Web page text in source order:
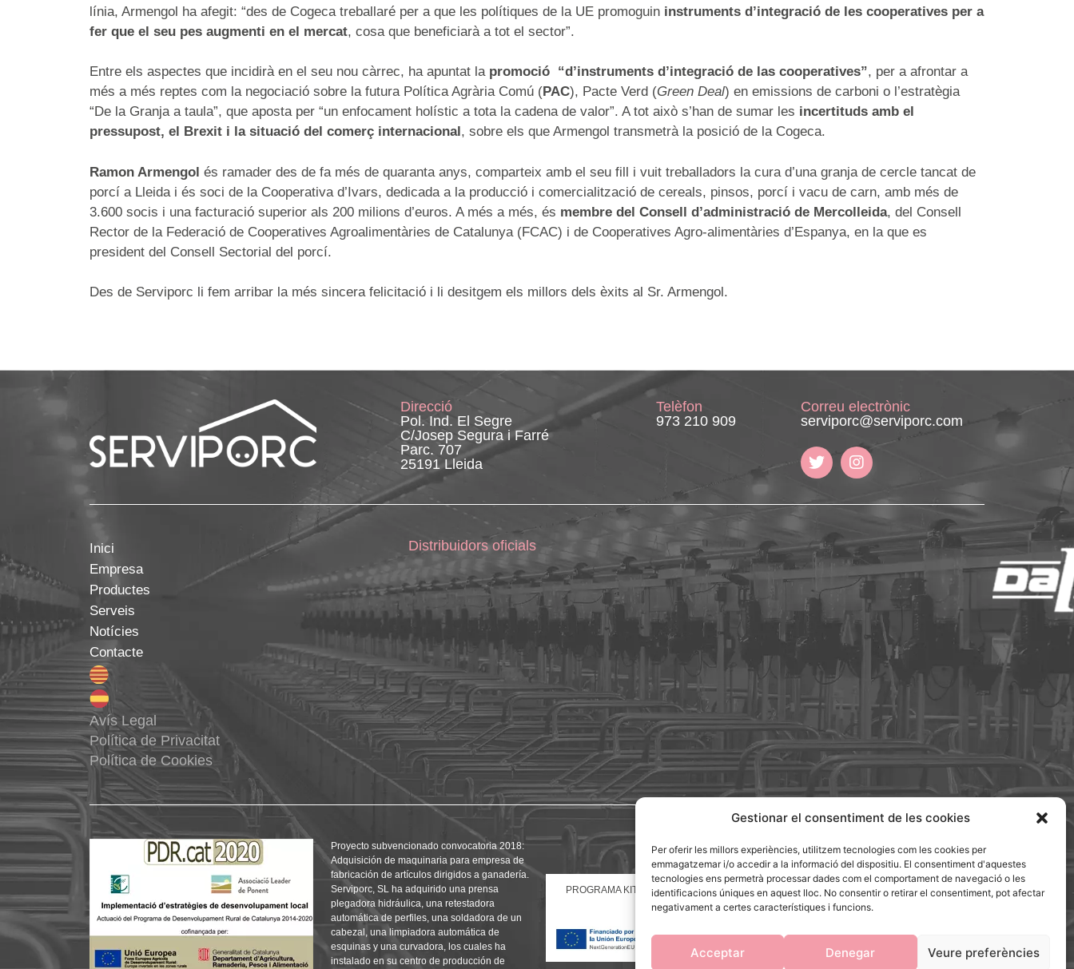
Gestionar el consentiment de les cookies
Per oferir les millors experiències, utilitzem tecnologies com les cookies per
emmagatzemar i/o accedir a la informació del dispositiu. El consentiment d'aquestes
tecnologies ens permetrà processar dades com el comportament de navegació o les
identificacions úniques en aquest lloc. No consentir o retirar el consentiment, pot afectar
negativament a certes característiques i funcions.
Acceptar Denegar Veure preferències
línia, Armengol ha afegit: “des de Cogeca treballaré per a que les polítiques de la UE promoguin instruments d’integració de les cooperatives per a
fer que el seu pes augmenti en el mercat, cosa que beneficiarà a tot el sector”.
Entre els aspectes que incidirà en el seu nou càrrec, ha apuntat la promoció “d’instruments d’integració de las cooperatives”, per a afrontar a
més a més reptes com la negociació sobre la futura Política Agrària Comú (PAC), Pacte Verd (Green Deal) en emissions de carboni o l’estratègia
“De la Granja a taula”, que aposta per “un enfocament holístic a tota la cadena de valor”. A tot això s’han de sumar les incertituds amb el
pressupost, el Brexit i la situació del comerç internacional, sobre els que Armengol transmetrà la posició de la Cogeca.
Ramon Armengol és ramader des de fa més de quaranta anys, comparteix amb el seu fill i vuit treballadors la cura d’una granja de cercle tancat de
porcí a Lleida i és soci de la Cooperativa d’Ivars, dedicada a la producció i comercialització de cereals, pinsos, porcí i vacu de carn, amb més de
3.600 socis i una facturació superior als 200 milions d’euros. A més a més, és membre del Consell d’administració de Mercolleida, del Consell
Rector de la Federació de Cooperatives Agroalimentàries de Catalunya (FCAC) i de Cooperatives Agro-alimentàries d’Espanya, en la que es
president del Consell Sectorial del porcí.
Des de Serviporc li fem arribar la més sincera felicitació i li desitgem els millors dels èxits al Sr. Armengol.
Direcció
Pol. Ind. El Segre
C/Josep Segura i Farré
Parc. 707
25191 Lleida
Telèfon
973 210 909
Correu electrònic
serviporc@serviporc.com
Inici
Empresa
Productes
Serveis
Notícies
Contacte
Avís Legal
Política de Privacitat
Política de Cookies
Distribuidors oficials
Proyecto subvencionado convocatoria 2018:
Adquisición de maquinaria para empresa de
fabricación de artículos dirigidos a ganadería.
Serviporc, SL ha adquirido una prensa
plegadora hidráulica, una retestadora
automática de perfiles, una soldadora de un
cabezal, una limpiadora automática de
esquinas y una curvadora, los cuales ha
instalado en su centro de producción de
PROGRAMA KIT DIGITAL FINANÇAT PELS FONS NEXT GENERATION DEL MECANISME DE
RECUPERACIÓ I RESILIÈNCIA